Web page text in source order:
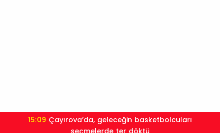
15:09
seçmelerde ter döktü